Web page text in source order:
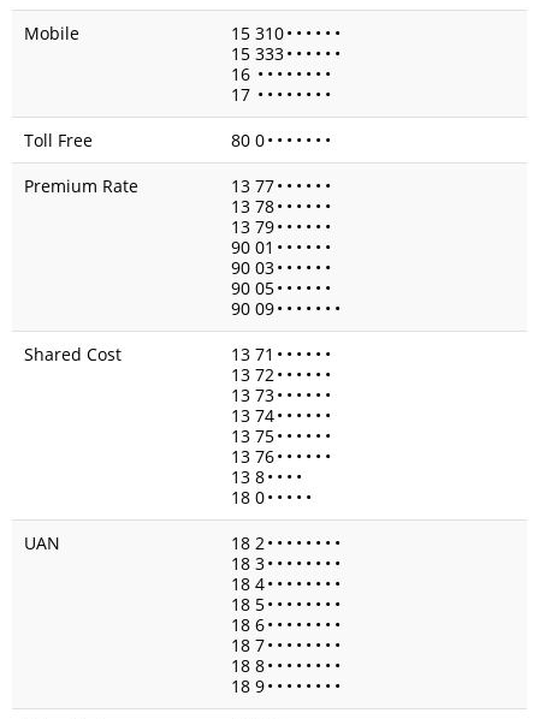
Mobile
15 310• • • • • •
15 333• • • • • •
16 • • • • • • • •
17 • • • • • • • •
Toll Free
80 0• • • • • • •
Premium Rate
13 77• • • • • •
13 78• • • • • •
13 79• • • • • •
90 01 • • • • • •
90 03• • • • • •
90 05• • • • • •
90 09• • • • • • •
Shared Cost
13 71 • • • • • •
13 72• • • • • •
13 73• • • • • •
13 74• • • • • •
13 75• • • • • •
13 76• • • • • •
13 8• • • •
18 0• • • • •
UAN
18 2• • • • • • • •
18 3• • • • • • • •
18 4• • • • • • • •
18 5• • • • • • • •
18 6• • • • • • • •
18 7• • • • • • • •
18 8• • • • • • • •
18 9• • • • • • • •